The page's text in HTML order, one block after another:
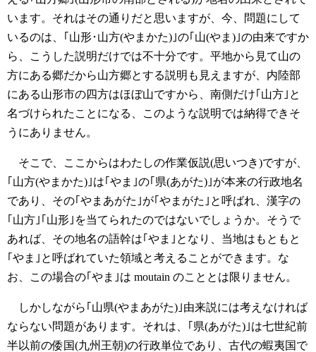
います。それはその通りだと思いますが、今、問題にして
いるのは、｢山形･山方(やまかた)｣の｢山(やま)｣の由来ですか
ら、こうした説明だけでは不十分です。平地から見て山の
方にある郷だから山方郷とする説明も見えますが、内陸部
にある山形市の四方はほぼ山ですから、南側だけ｢山方｣と
名づけられたことになる、このような説明では納得できそ
うにありません。
そこで、ここからはわたしの作業仮説(思いつき)ですが、
｢山方(やまかた)｣は｢やま｣の｢県(あがた)｣が本来の行政地名
であり、その｢やまあがた｣が｢やまがた｣と呼ばれ、漢字の
｢山方｣｢山形｣を当てられたのではないでしょうか。そうで
あれば、その地名の語幹は｢やま｣となり、当地はもともと
｢やま｣と呼ばれていた領域と考えることができます。な
お、この場合の｢やま｣は moutain のこととは限りません。
しかしながら｢山県(やまあがた)｣由来説には考えなければ
ならない問題があります。それは、｢県(あがた)｣は七世紀前
半以前の倭国(九州王朝)の行政単位であり、古代の蝦夷国で